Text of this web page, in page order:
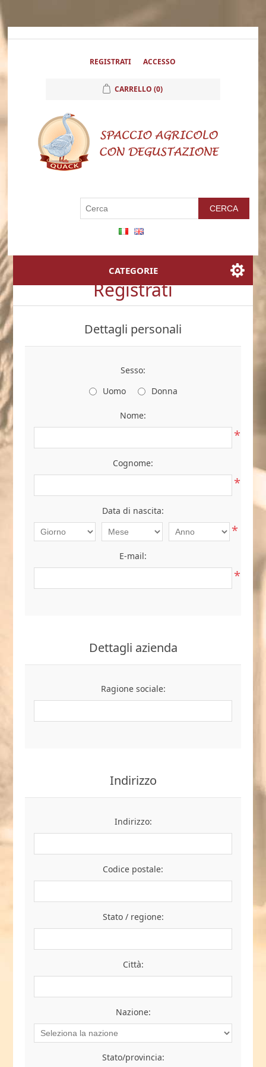
REGISTRATI ACCESSO
CARRELLO (0)
CATEGORIE
Registrati
Dettagli personali
Sesso:
Uomo
Donna
Nome:
*
Cognome:
*
Data di nascita:
*
E-mail:
*
Dettagli azienda
Ragione sociale:
Indirizzo
Indirizzo:
Codice postale:
Stato / regione:
Città:
Nazione:
Stato/provincia: